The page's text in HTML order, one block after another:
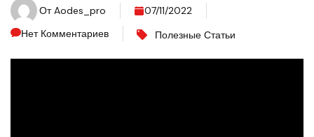
От Aodes_pro
07/11/2022
Нет Комментариев
Полезные Статьи